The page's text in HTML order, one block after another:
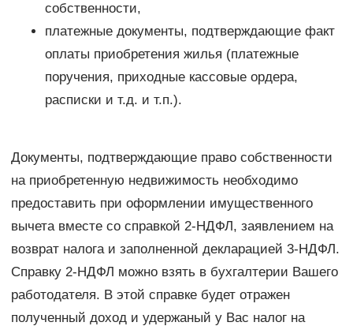
собственности,
платежные документы, подтверждающие факт
оплаты приобретения жилья (платежные
поручения, приходные кассовые ордера,
расписки и т.д. и т.п.).
Документы, подтверждающие право собственности
на приобретенную недвижимость необходимо
предоставить при оформлении имущественного
вычета вместе со справкой 2-НДФЛ, заявлением на
возврат налога и заполненной декларацией 3-НДФЛ.
Справку 2-НДФЛ можно взять в бухгалтерии Вашего
работодателя. В этой справке будет отражен
полученный доход и удержаный у Вас налог на